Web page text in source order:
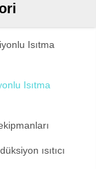
Isıtma
Isıtma
ısıtıcı